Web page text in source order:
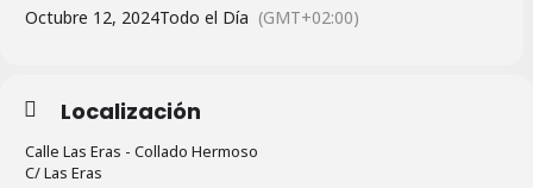
Octubre 12, 2024Todo el Día (GMT+02:00)
Localización
Calle Las Eras - Collado Hermoso
C/ Las Eras